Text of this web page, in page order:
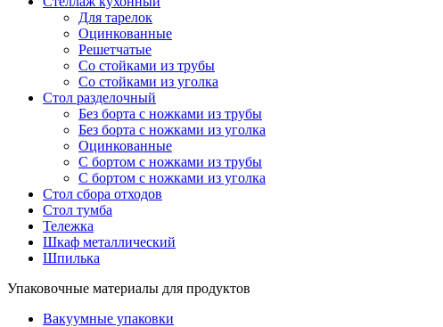
Для тарелок
Оцинкованные
Решетчатые
Со стойками из трубы
Со стойками из уголка
Стол разделочный
Без борта с ножками из трубы
Без борта с ножками из уголка
Оцинкованные
С бортом с ножками из трубы
С бортом с ножками из уголка
Стол сбора отходов
Стол тумба
Тележка
Шкаф металлический
Шпилька
Упаковочные материалы для продуктов
Вакуумные упаковки